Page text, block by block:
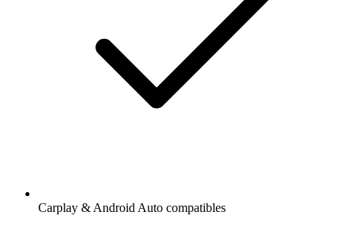
Carplay & Android Auto compatibles